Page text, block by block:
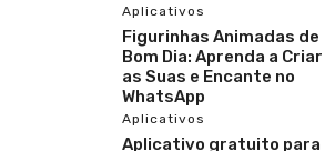
Aplicativos
Figurinhas Animadas de
Bom Dia: Aprenda a Criar
as Suas e Encante no
WhatsApp
Aplicativos
Aplicativo gratuito para